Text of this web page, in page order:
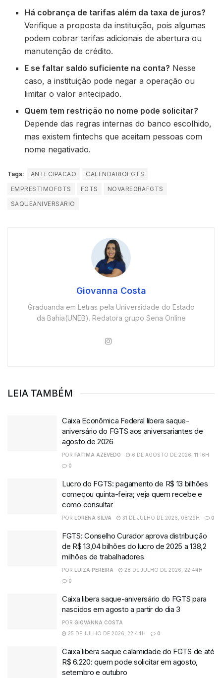
Há cobrança de tarifas além da taxa de juros?
Verifique a proposta da instituição, pois algumas
podem cobrar tarifas adicionais de abertura ou
manutenção de crédito.
E se faltar saldo suficiente na conta? Nesse
caso, a instituição pode negar a operação ou
limitar o valor antecipado.
Quem tem restrição no nome pode solicitar?
Depende das regras internas do banco escolhido,
mas existem fintechs que aceitam pessoas com
nome negativado.
Tags: ANTECIPACAO
CALENDARIOFGTS
EMPRESTIMOFGTS
FGTS
NOVAREGRAFGTS
SAQUEANIVERSARIO
Giovanna Costa
Graduanda em Letras pela Universidade do Estado
da Bahia(UNEB). Redatora grupo Sena Online
LEIA TAMBÉM
Caixa Econômica Federal libera saque-
aniversário do FGTS aos aniversariantes de
agosto de 2026
POR FATIMA AZEVEDO
6 DE AGOSTO DE 2026, 11:16H
0
Lucro do FGTS: pagamento de R$ 13 bilhões
começou quinta-feira; veja quem recebe e
como consultar
POR LORENA SILVA 31 DE JULHO DE 2026, 08:29H 0
FGTS: Conselho Curador aprova distribuição
de R$ 13,04 bilhões do lucro de 2025 a 138,2
milhões de trabalhadores
POR LUIZA PEREIRA
28 DE JULHO DE 2026, 22:44H
0
Caixa libera saque-aniversário do FGTS para
nascidos em agosto a partir do dia 3
POR GIOVANNA COSTA
25 DE JULHO DE 2026, 22:44H
0
Caixa libera saque calamidade do FGTS de até
R$ 6.220: quem pode solicitar em agosto,
setembro e outubro